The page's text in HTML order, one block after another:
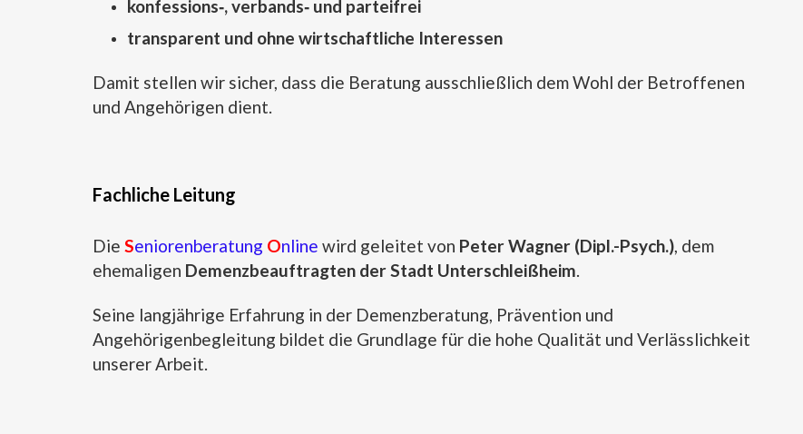
konfessions‑, verbands‑ und parteifrei
transparent und ohne wirtschaftliche Interessen
Damit stellen wir sicher, dass die Beratung ausschließlich dem Wohl der Betroffenen
und Angehörigen dient.
Fachliche Leitung
Die Seniorenberatung Online wird geleitet von Peter Wagner (Dipl.-Psych.) , dem
ehemaligen Demenzbeauftragten der Stadt Unterschleißheim
Seine langjährige Erfahrung in der Demenzberatung, Prävention und
Angehörigenbegleitung bildet die Grundlage für die hohe Qualität und Verlässlichkeit
unserer Arbeit.